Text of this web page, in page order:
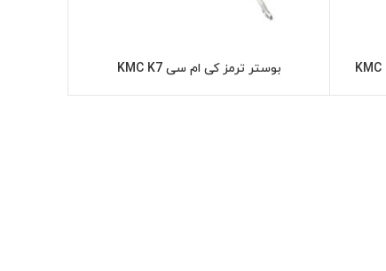
اطلاعات بیشتربوستر ترمز کی ام سی KMC K7